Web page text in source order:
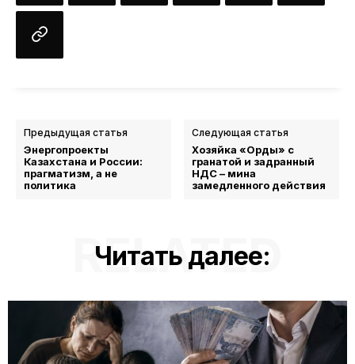
Предыдущая статья
Энергопроекты
Казахстана и России:
прагматизм, а не
политика
Следующая статья
Хозяйка «Орды» с
гранатой и задранный
НДС – мина
замедленного действия
Читать далее:
RELATED